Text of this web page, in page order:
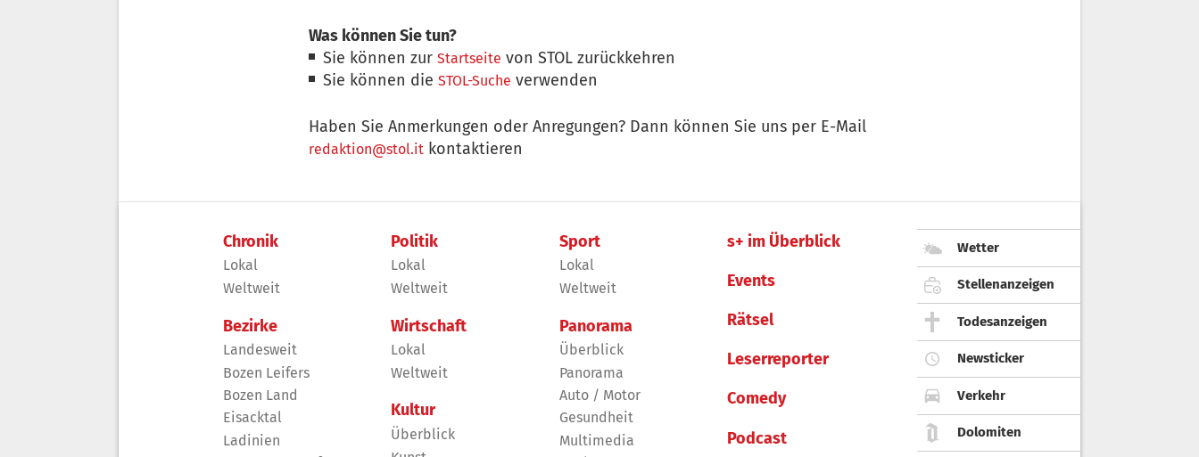
Was können Sie tun?
Sie können zurStartseite von STOL zurückkehren
Sie können dieSTOL-Suche verwenden
Haben Sie Anmerkungen oder Anregungen? Dann können Sie uns per E-Mail
redaktion@stol.it kontaktieren
Chronik
Lokal
Weltweit
Bezirke
Landesweit
Bozen Leifers
Bozen Land
Eisacktal
Ladinien
Politik
Lokal
Weltweit
Wirtschaft
Lokal
Weltweit
Kultur
Überblick
Sport
Lokal
Weltweit
Panorama
Überblick
Panorama
Auto / Motor
Gesundheit
Multimedia
s+ im Überblick
Events
Rätsel
Leserreporter
Comedy
Podcast
Wetter
Stellenanzeigen
Todesanzeigen
Newsticker
Verkehr
Dolomiten